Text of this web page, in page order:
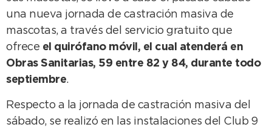
una nueva jornada de castración masiva de
mascotas, a través del servicio gratuito que
ofrece el quirófano móvil, el cual atenderá en
Obras Sanitarias, 59 entre 82 y 84, durante todo
septiembre.
Respecto a la jornada de castración masiva del
sábado, se realizó en las instalaciones del Club 9